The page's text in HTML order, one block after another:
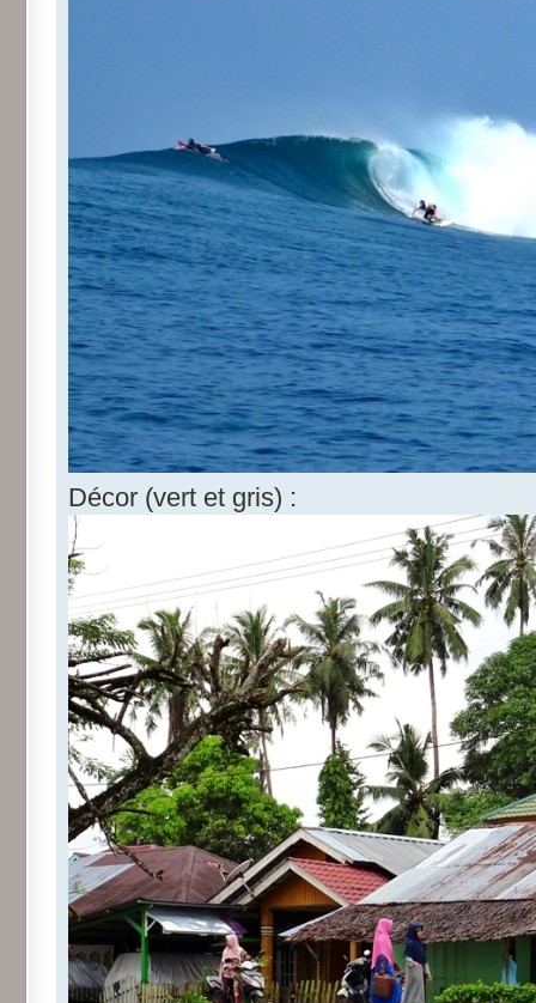
Décor (vert et gris) :